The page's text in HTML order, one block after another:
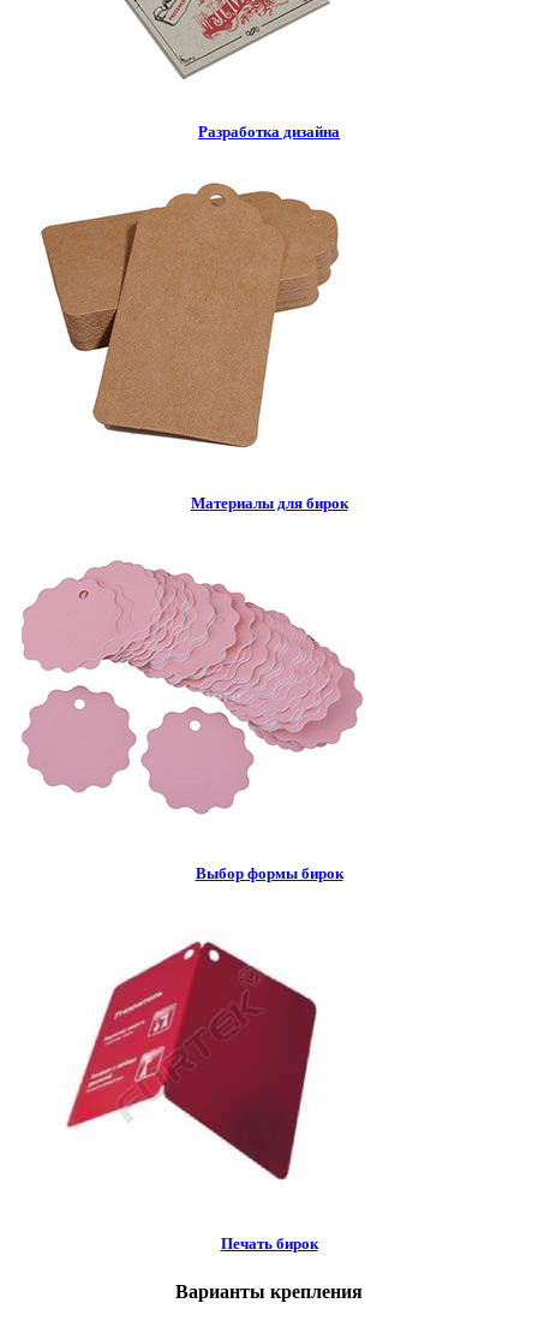
Разработка дизайна
Материалы для бирок
Выбор формы бирок
Печать бирок
Варианты крепления